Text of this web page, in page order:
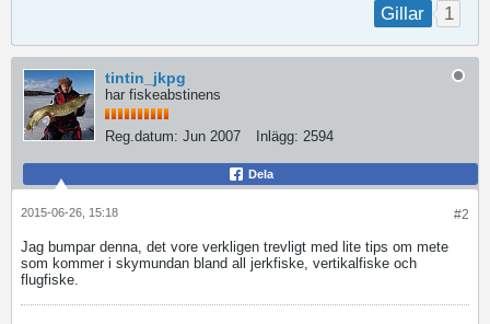
Gillar 1
tintin_jkpg
har fiskeabstinens
Reg.datum: Jun 2007 Inlägg: 2594
Dela
#2
2015-06-26, 15:18
Jag bumpar denna, det vore verkligen trevligt med lite tips om mete
som kommer i skymundan bland all jerkfiske, vertikalfiske och
flugfiske.